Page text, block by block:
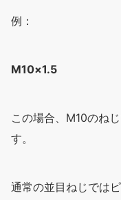
例：
M10×1.5
この場合、M10のね
す。
通常の並目ねじでは